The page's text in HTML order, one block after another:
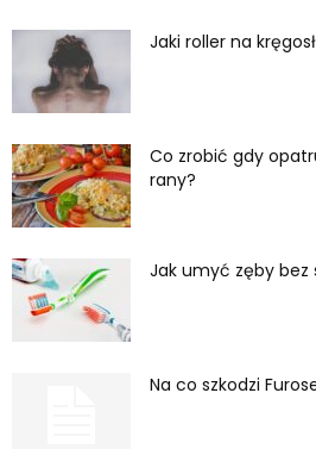
Jaki roller na
Co zrobić gdy
rany?
Jak umyć zęby bez
Na co szkodzi